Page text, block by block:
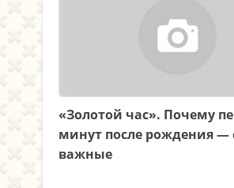
«Золотой час». Почему
минут после рождения —
важные